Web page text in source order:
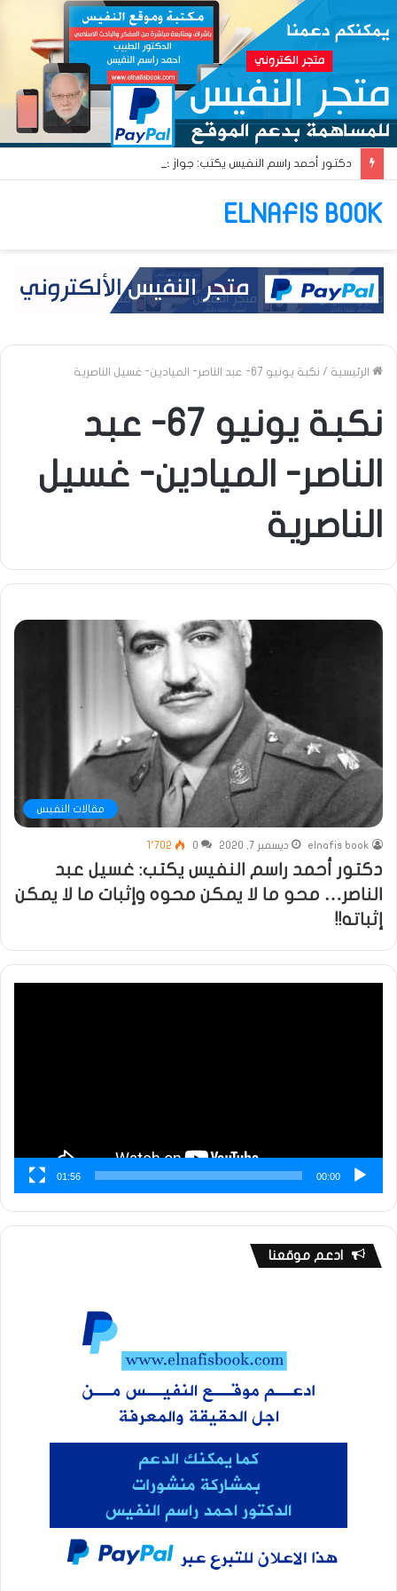
ELNAFIS BOOK
الرئيسية / نكبة يونيو 67- عبد الناصر- الميادين- غسيل الناصرية
نكبة يونيو 67- عبد
الناصر- الميادين- غسيل
الناصرية
مقالات النفيس
elnafis book ديسمبر 7, 2020 0 1٬702
دكتور أحمد راسم النفيس يكتب: غسيل عبد
الناصر… محو ما لا يمكن محوه وإثبات ما لا يمكن
إثباته!!
00:00
01:56
ادعم موقعنا